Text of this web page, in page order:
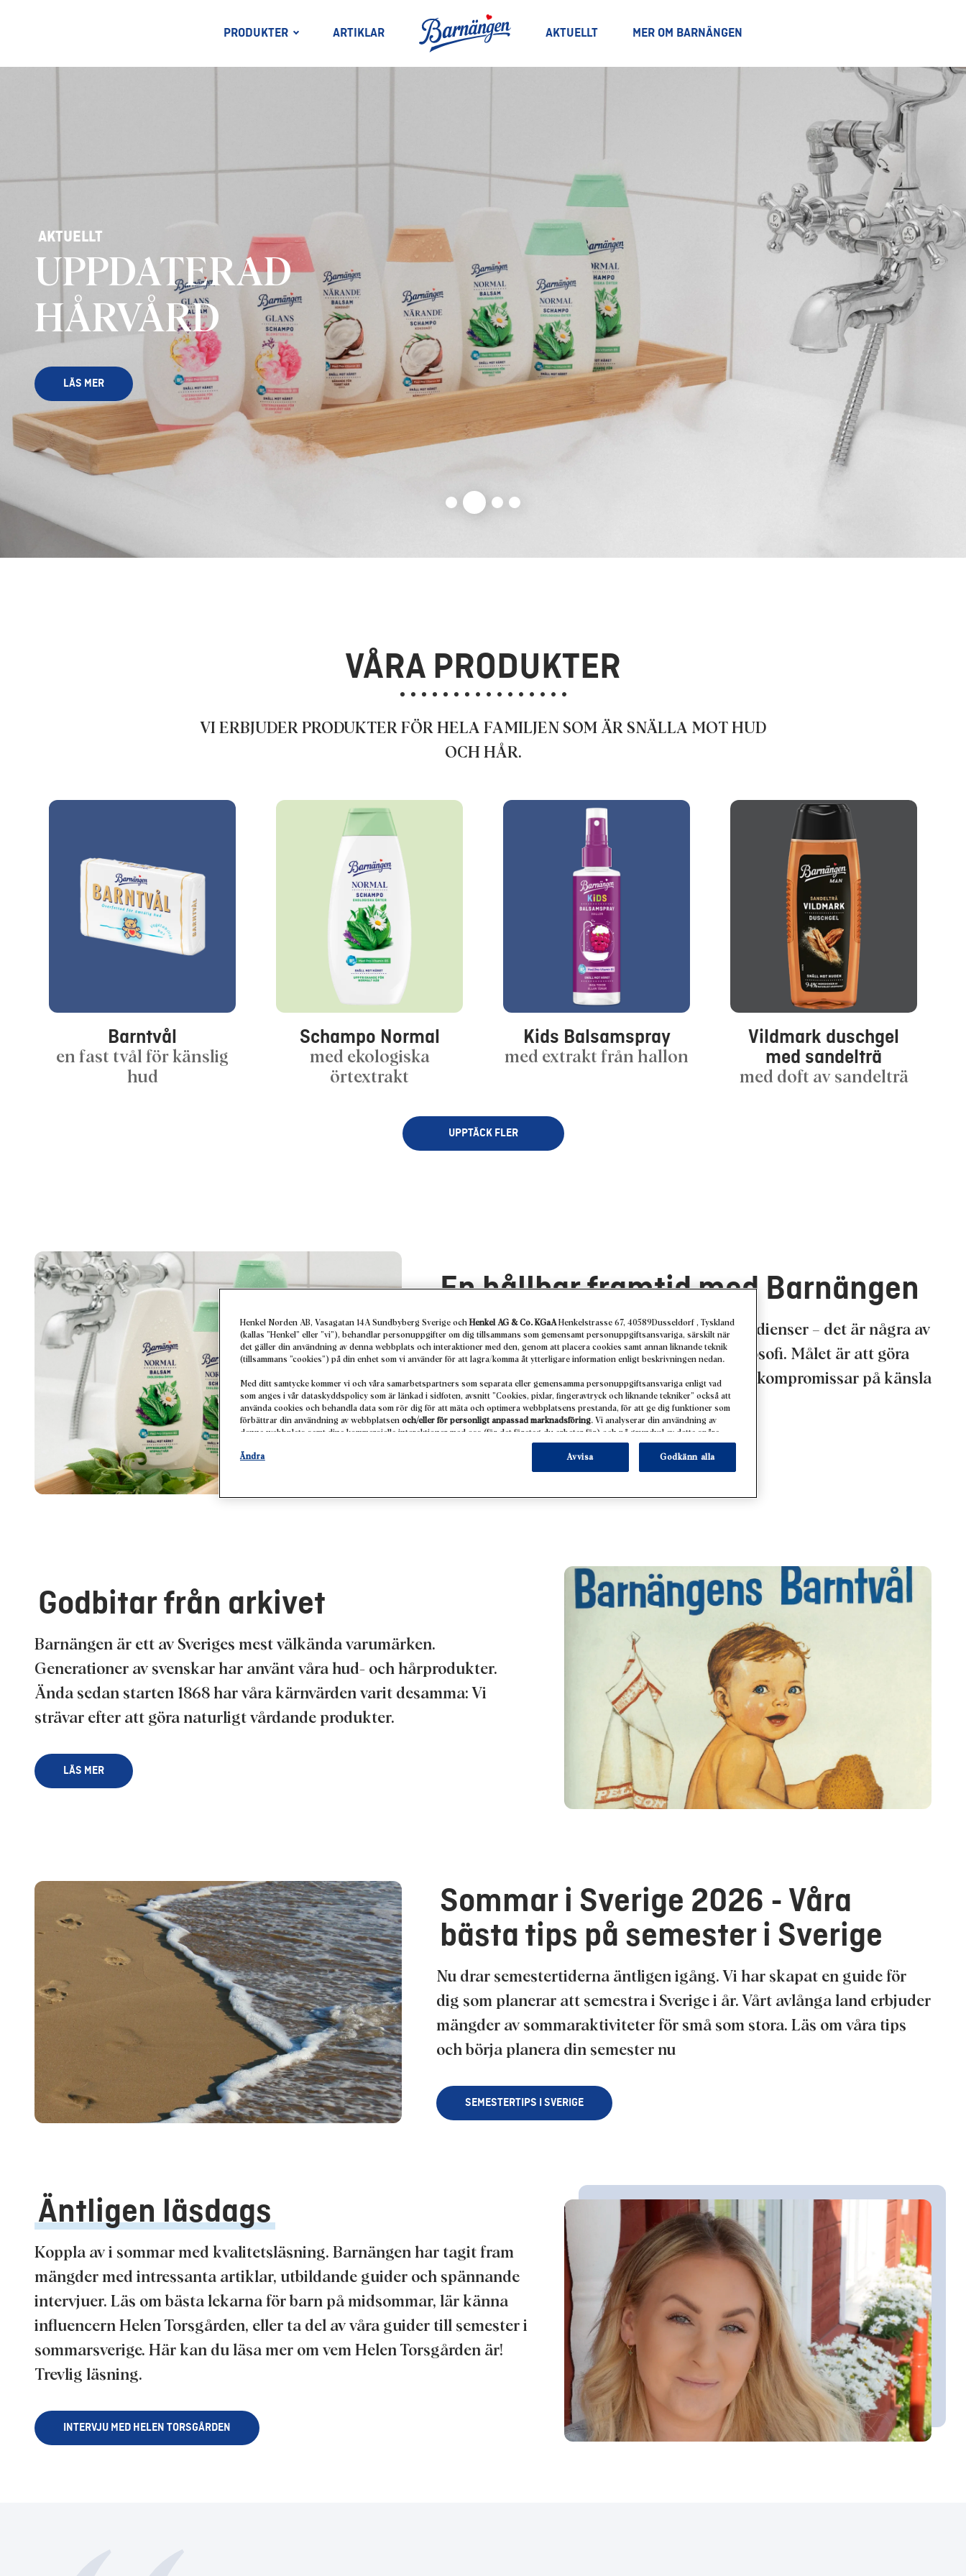
PRODUKTER ARTIKLAR AKTUELLT MER OM BARNÄNGEN
AKTUELLT
Ja tack till snälla
duschkrämer
LÄS MER
VÅRA PRODUKTER
VI ERBJUDER PRODUKTER FÖR HELA FAMILJEN SOM ÄR SNÄLLA MOT HUD
OCH HÅR.
Barntvål
en fast tvål för känslig
hud
Schampo Normal
med ekologiska
örtextrakt
Kids Balsamspray
med extrakt från hallon
Vildmark duschgel
med sandelträ
med doft av sandelträ
UPPTÄCK FLER
En hållbar framtid med Barnängen
Mer återvunnen plast och fler naturliga ingredienser – det är några av
beståndsdelarna i Barnängens hållbarhetsfilosofi. Målet är att göra
skillnad med hudvårdsprodukter som varken kompromissar på känsla
och med fortsatt milda produkter.
Godbitar från arkivet
Barnängen är ett av Sveriges mest välkända varumärken.
Generationer av svenskar har använt våra hud- och hårprodukter.
Ända sedan starten 1868 har våra kärnvärden varit desamma: Vi
strävar efter att göra naturligt vårdande produkter.
LÄS MER
Sommar i Sverige 2026 - Våra
bästa tips på semester i Sverige
Nu drar semestertiderna äntligen igång. Vi har skapat en guide för
dig som planerar att semestra i Sverige i år. Vårt avlånga land erbjuder
mängder av sommaraktiviteter för små som stora. Läs om våra tips
och börja planera din semester nu
SEMESTERTIPS I SVERIGE
Äntligen läsdags
Koppla av i sommar med kvalitetsläsning. Barnängen har tagit fram
mängder med intressanta artiklar, utbildande guider och spännande
intervjuer. Läs om bästa lekarna för barn på midsommar, lär känna
influencern Helen Torsgården, eller ta del av våra guider till semester i
sommarsverige. Här kan du läsa mer om vem Helen Torsgården är!
Trevlig läsning.
INTERVJU MED HELEN TORSGÅRDEN
Henkel Norden AB, Vasagatan 14A Sundbyberg Sverige och Henkel AG & Co. KGaA Henkelstrasse 67, 40589Dusseldorf , Tyskland
(kallas ”Henkel” eller ”vi”), behandlar personuppgifter om dig tillsammans som gemensamt personuppgiftsansvariga, särskilt när
det gäller din användning av denna webbplats och interaktioner med den, genom att placera cookies samt annan liknande teknik
(tillsammans ”cookies”) på din enhet som vi använder för att lagra/komma åt ytterligare information enligt beskrivningen nedan.
Med ditt samtycke kommer vi och våra samarbetspartners som separata eller gemensamma personuppgiftsansvariga enligt vad
som anges i vår dataskyddspolicy som är länkad i sidfoten, avsnitt ”Cookies, pixlar, fingeravtryck och liknande tekniker” också att
använda cookies och behandla data som rör dig för att mäta och optimera webbplatsens prestanda, för att ge dig funktioner som
förbättrar din användning av webbplatsen och/eller för personligt anpassad marknadsföring. Vi analyserar din användning av
denna webbplats samt dina kommersiella interaktioner med oss (för det företag du arbetar för) och på grundval av detta spåra
dina köp av våra produkter på tredje parts webbplatser, underhålla vår information om affärsenheter och skapa individuella
profiler om dig som kan berikas med data som erhållits från tredje part och andra webbplatser. Vi använder dessa profiler för
personanpassad marknadsföring, i synnerhet för att visa annonser som kan vara intressanta för dig (baserat på exempelvis dina
Om du klickar på ”Ändra” kan du hitta mer information om behandlingen av dina uppgifter/användningen av cookies och tillåta dem för
ett eller flera av de syften som nämns ovan. Genom att klicka på ”Godkänn alla” godkänner du användningen av cookies samt
behandlingen av dina personuppgifter för alla ovan angivna ändamål. Om du klickar på ”Avvisa” används endast cookies som är tekniskt
Ändra Avvisa Godkänn alla